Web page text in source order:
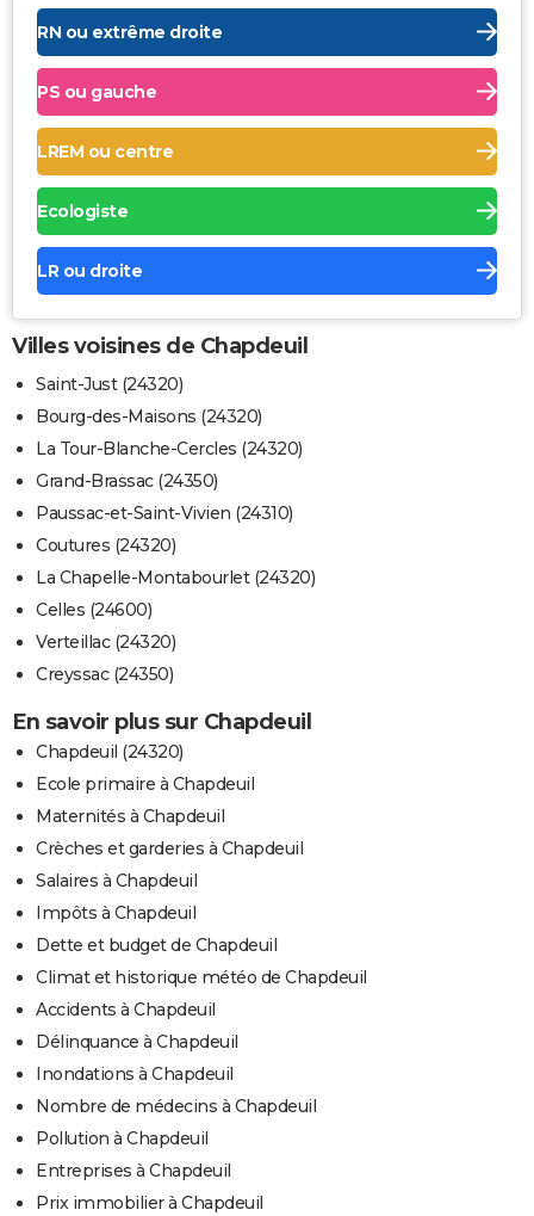
RN ou extrême droite
PS ou gauche
LREM ou centre
Ecologiste
LR ou droite
Villes voisines de Chapdeuil
Saint-Just (24320)
Bourg-des-Maisons (24320)
La Tour-Blanche-Cercles (24320)
Grand-Brassac (24350)
Paussac-et-Saint-Vivien (24310)
Coutures (24320)
La Chapelle-Montabourlet (24320)
Celles (24600)
Verteillac (24320)
Creyssac (24350)
En savoir plus sur Chapdeuil
Chapdeuil (24320)
Ecole primaire à Chapdeuil
Maternités à Chapdeuil
Crèches et garderies à Chapdeuil
Salaires à Chapdeuil
Impôts à Chapdeuil
Dette et budget de Chapdeuil
Climat et historique météo de Chapdeuil
Accidents à Chapdeuil
Délinquance à Chapdeuil
Inondations à Chapdeuil
Nombre de médecins à Chapdeuil
Pollution à Chapdeuil
Entreprises à Chapdeuil
Prix immobilier à Chapdeuil